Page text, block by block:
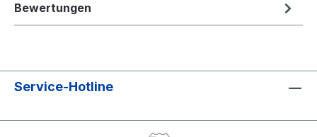
Bewertungen
Service-Hotline